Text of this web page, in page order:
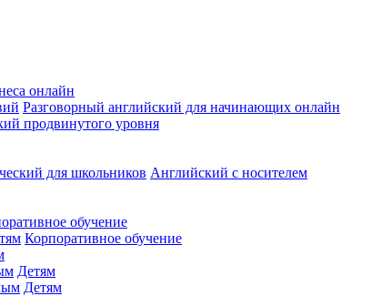
онлайн
Разговорный английский для начинающих онлайн
продвинутого уровня
для школьников Английский с носителем
обучение
Корпоративное обучение
Детям
Детям